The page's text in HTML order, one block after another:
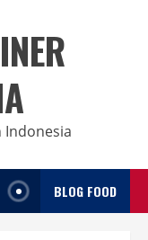
Indonesia
BLOG FOOD